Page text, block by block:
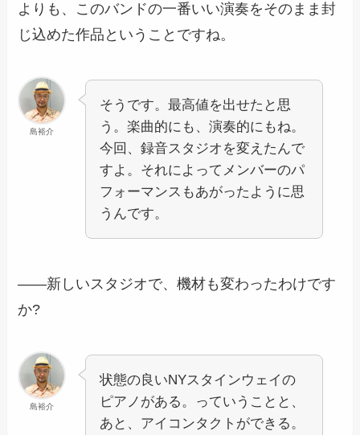
よりも、このバンドの一番いい演奏をそのまま封
じ込めた作品ということですね。
島裕介
そうです。最高値を出せたと思
う。楽曲的にも、演奏的にもね。
今回、録音スタジオを変えたんで
すよ。それによってメンバーのパ
フォーマンスもあがったように思
うんです。
――新しいスタジオで、機材も変わったわけです
か?
島裕介
状態の良いNYスタインウェイの
ピアノがある。っていうことと、
あと、アイコンタクトができる。